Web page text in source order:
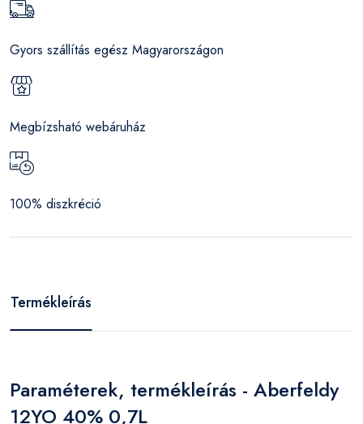
Gyors szállítás egész Magyarországon
Megbízsható webáruház
100% diszkréció
Termékleírás
Paraméterek, termékleírás - Aberfeldy
12YO 40% 0,7L